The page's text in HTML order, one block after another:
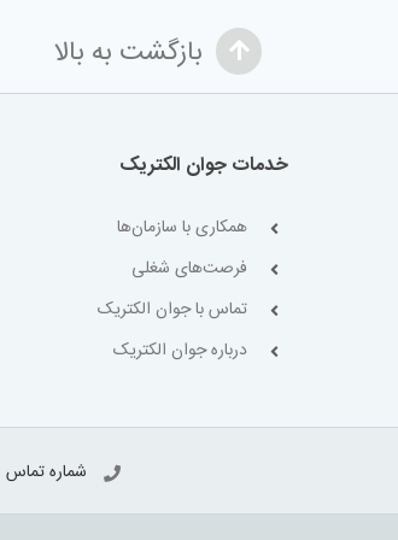
بازگشت به بالا
خدمات جوان الکتریک
همکاری با سازمان‌ها
فرصت‌های شغلی
تماس با جوان الکتریک
درباره جوان الکتریک
شماره تماس